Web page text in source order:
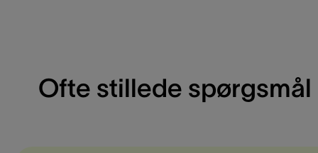
Ofte stillede spørgsmål